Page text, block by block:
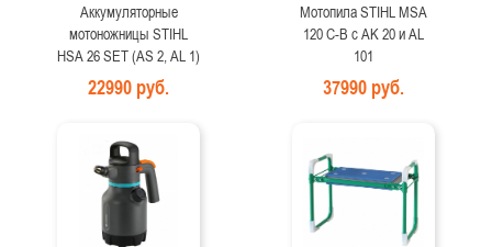
Аккумуляторные
мотоножницы STIHL
HSA 26 SET (AS 2, AL 1)
22990 руб.
Мотопила STIHL MSA
120 C-B с AK 20 и AL
101
37990 руб.